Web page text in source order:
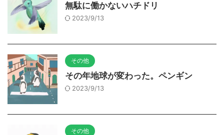
無駄に働かないハチドリ
2023/9/13
その他
その年地球が変わった。ペンギン
2023/9/13
その他